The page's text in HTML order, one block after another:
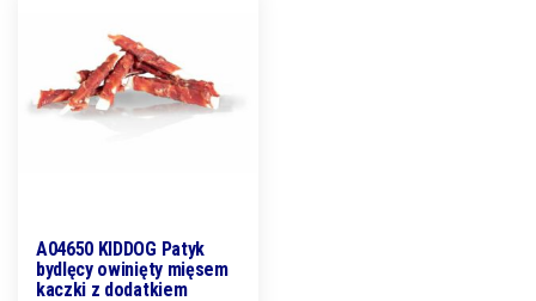
A04650 KIDDOG Patyk
bydlęcy owinięty mięsem
kaczki z dodatkiem